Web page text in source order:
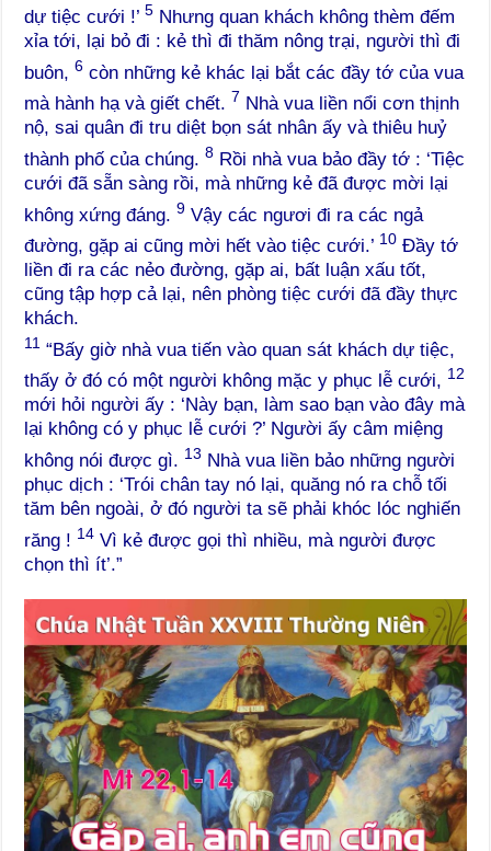
dự tiệc cưới !’5 Nhưng quan khách không thèm đếm
xỉa tới, lại bỏ đi : kẻ thì đi thăm nông trại, người thì đi
buôn,6 còn những kẻ khác lại bắt các đầy tớ của vua
mà hành hạ và giết chết. 7 Nhà vua liền nổi cơn thịnh
nộ, sai quân đi tru diệt bọn sát nhân ấy và thiêu huỷ
thành phố của chúng.8 Rồi nhà vua bảo đầy tớ : ‘Tiệc
cưới đã sẵn sàng rồi, mà những kẻ đã được mời lại
không xứng đáng. 9 Vậy các ngươi đi ra các ngả
đường, gặp ai cũng mời hết vào tiệc cưới.’ 10 Đầy tớ
liền đi ra các nẻo đường, gặp ai, bất luận xấu tốt,
cũng tập hợp cả lại, nên phòng tiệc cưới đã đầy thực
khách.
11 “Bấy giờ nhà vua tiến vào quan sát khách dự tiệc,
thấy ở đó có một người không mặc y phục lễ cưới, 12
mới hỏi người ấy : ‘Này bạn, làm sao bạn vào đây mà
lại không có y phục lễ cưới ?’ Người ấy câm miệng
không nói được gì. 13 Nhà vua liền bảo những người
phục dịch : ‘Trói chân tay nó lại, quăng nó ra chỗ tối
tăm bên ngoài, ở đó người ta sẽ phải khóc lóc nghiến
răng ! 14 Vì kẻ được gọi thì nhiều, mà người được
chọn thì ít’.”